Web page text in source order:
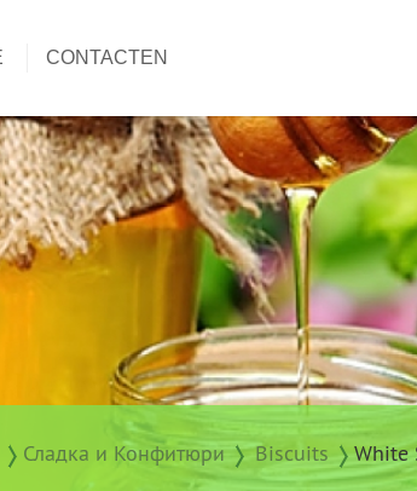
CONTACTEN
Сладка и Конфитюри Biscuits White